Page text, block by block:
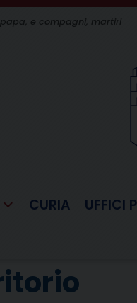
papa, e compagni, martiri
CURIA UFFICI